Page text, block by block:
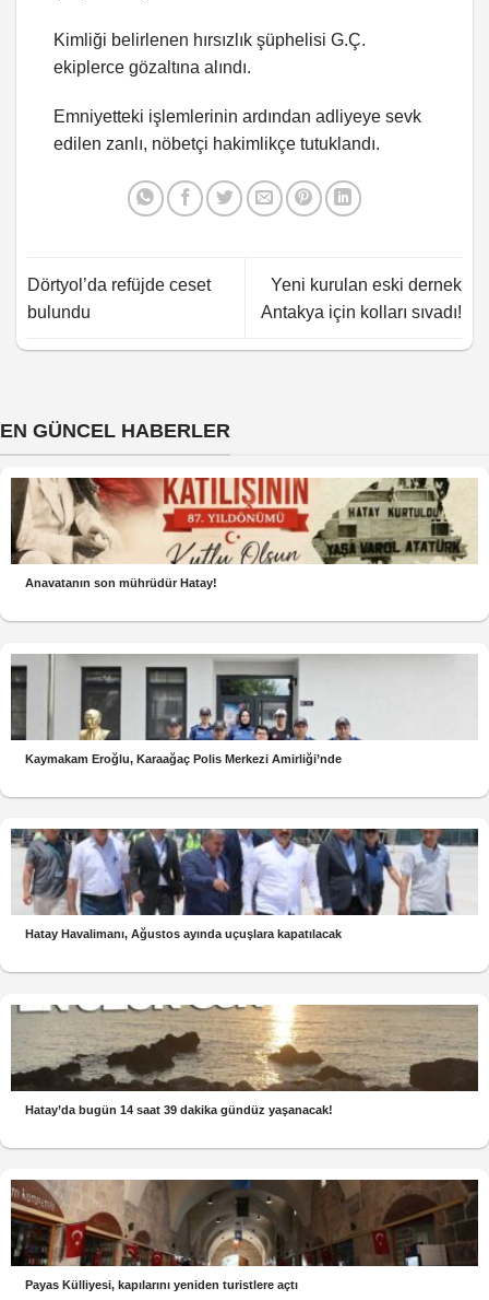
Kimliği belirlenen hırsızlık şüphelisi G.Ç.
ekiplerce gözaltına alındı.
Emniyetteki işlemlerinin ardından adliyeye sevk
edilen zanlı, nöbetçi hakimlikçe tutuklandı.
Dörtyol’da refüjde ceset
bulundu
Yeni kurulan eski dernek
Antakya için kolları sıvadı!
EN GÜNCEL HABERLER
Anavatanın son mührüdür Hatay!
Kaymakam Eroğlu, Karaağaç Polis Merkezi Amirliği’nde
Hatay Havalimanı, Ağustos ayında uçuşlara kapatılacak
Hatay’da bugün 14 saat 39 dakika gündüz yaşanacak!
Payas Külliyesi, kapılarını yeniden turistlere açtı